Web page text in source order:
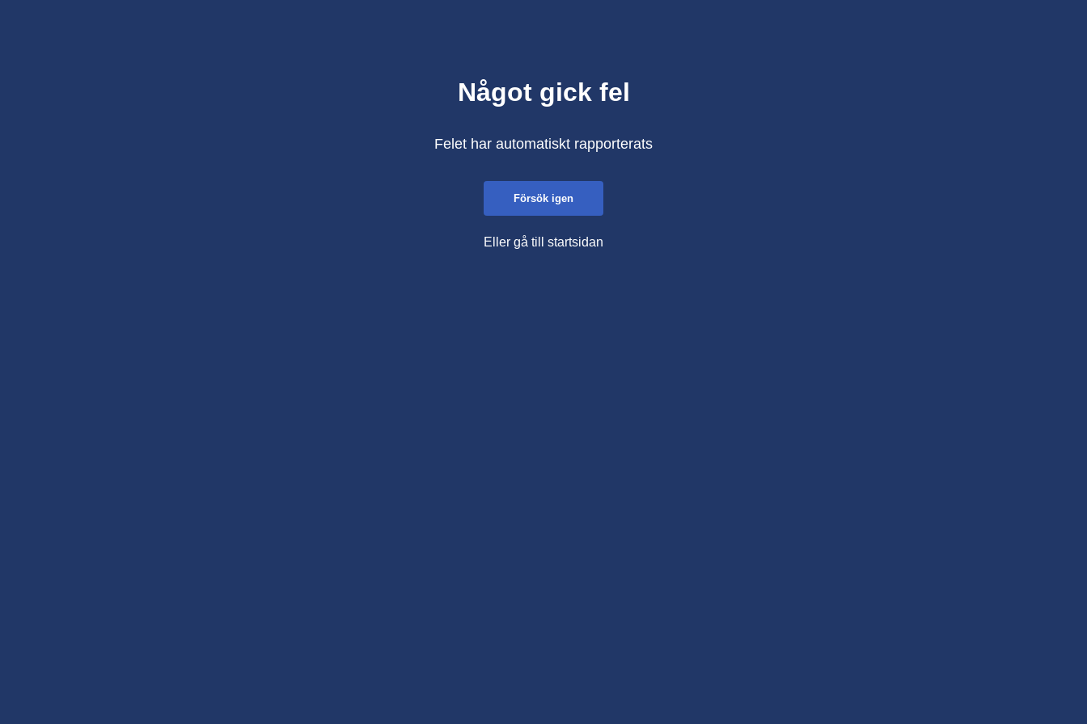
Något gick fel
Felet har automatiskt rapporterats
Försök igen
Eller gå till startsidan